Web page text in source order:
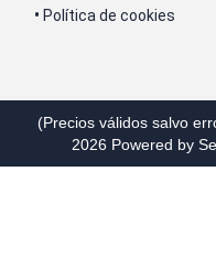
• Política de cookies
(Precios válidos salvo
2026 Powered by